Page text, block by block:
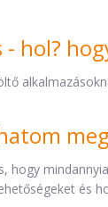
hol?
hogy
és